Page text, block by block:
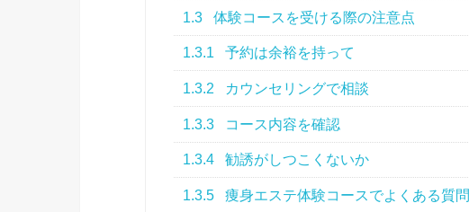
1.3 体験コースを受ける際の注意点
1.3.1 予約は余裕を持って
1.3.2 カウンセリングで相談
1.3.3 コース内容を確認
1.3.4 勧誘がしつこくないか
1.3.5 痩身エステ体験コースでよくある質問